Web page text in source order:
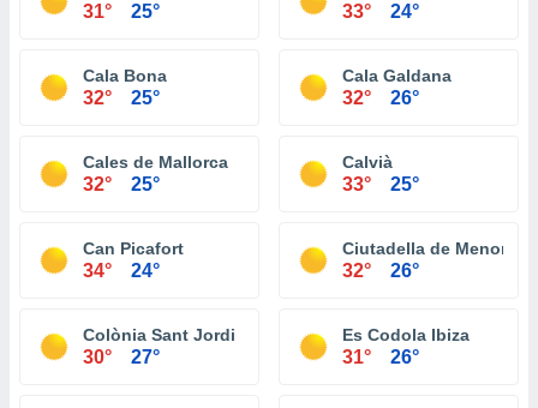
31° 25° 33° 24°
Cala Bona
32° 25°
Cala Galdana
32° 26°
Cales de Mallorca
32° 25°
Calvià
33° 25°
Can Picafort
34° 24°
Ciutadella de Menorca
32° 26°
Colònia Sant Jordi
30° 27°
Es Codola Ibiza
31° 26°